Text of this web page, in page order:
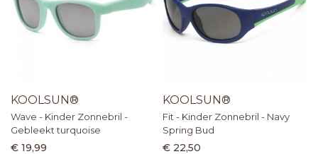
KOOLSUN®
Wave - Kinder Zonnebril -
Gebleekt turquoise
€ 19,99
KOOLSUN®
Fit - Kinder Zonnebril - Navy
Spring Bud
€ 22,50